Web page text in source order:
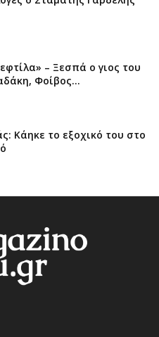
– Ξεσπά ο γιος του
Φοίβος...
Κάηκε το εξοχικό του στο